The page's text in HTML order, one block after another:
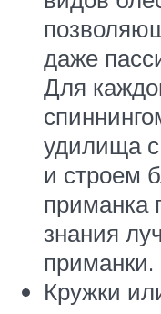
даже
Для
удилища
и строем
приманка
знания
приманки.
Кружки